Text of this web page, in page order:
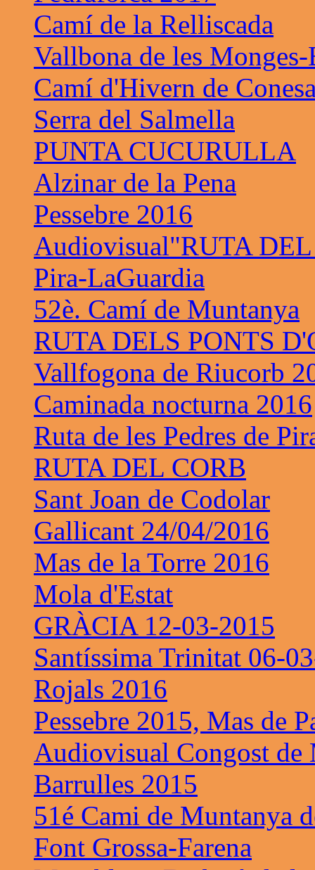
Camí de la Relliscada
Vallbona de les
Camí d'Hivern de
Serra del Salmella
PUNTA CUCURULLA
Alzinar de la Pena
Pessebre 2016
Audiovisual"RUTA
Pira-LaGuardia
52è. Camí de Muntanya
RUTA DELS PONTS
Vallfogona de Riucorb
Caminada nocturna 2016
Ruta de les Pedres de
RUTA DEL CORB
Sant Joan de Codolar
Gallicant 24/04/2016
Mas de la Torre 2016
Mola d'Estat
GRÀCIA 12-03-2015
Santíssima Trinitat 06-
Rojals 2016
Pessebre 2015, Mas de
Audiovisual Congost de
Barrulles 2015
51é Cami de Muntanya
Font Grossa-Farena